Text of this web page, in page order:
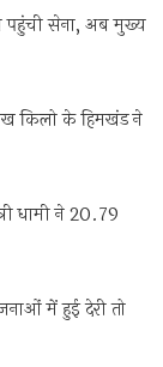
पहुंची सेना, अब मुख्य
किलो के हिमखंड ने
धामी ने 20.79
में हुई देरी तो